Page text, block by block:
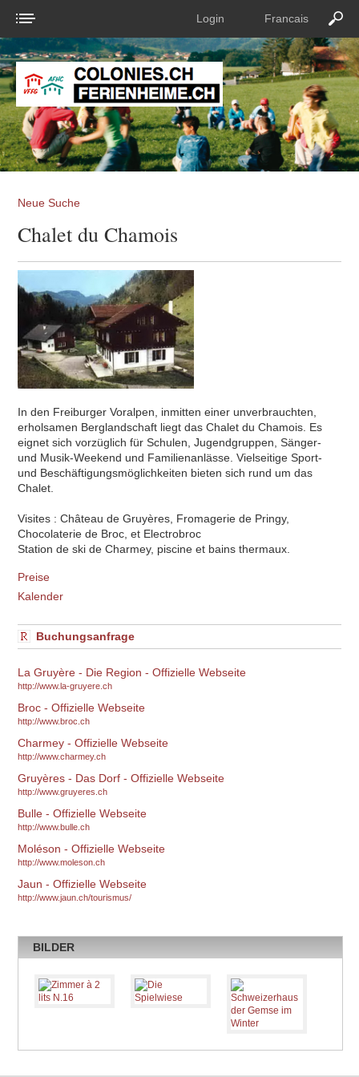
Login Francais
Neue Suche
Chalet du Chamois
In den Freiburger Voralpen, inmitten einer unverbrauchten,
erholsamen Berglandschaft liegt das Chalet du Chamois. Es
eignet sich vorzüglich für Schulen, Jugendgruppen, Sänger-
und Musik-Weekend und Familienanlässe. Vielseitige Sport-
und Beschäftigungsmöglichkeiten bieten sich rund um das
Chalet.
Visites : Château de Gruyères, Fromagerie de Pringy,
Chocolaterie de Broc, et Electrobroc
Station de ski de Charmey, piscine et bains thermaux.
Preise
Kalender
Buchungsanfrage
La Gruyère - Die Region - Offizielle Webseite
http://www.la-gruyere.ch
Broc - Offizielle Webseite
http://www.broc.ch
Charmey - Offizielle Webseite
http://www.charmey.ch
Gruyères - Das Dorf - Offizielle Webseite
http://www.gruyeres.ch
Bulle - Offizielle Webseite
http://www.bulle.ch
Moléson - Offizielle Webseite
http://www.moleson.ch
Jaun - Offizielle Webseite
http://www.jaun.ch/tourismus/
BILDER